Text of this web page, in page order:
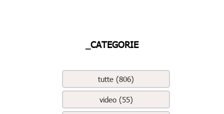
_CATEGORIE
tutte (806)
video (55)